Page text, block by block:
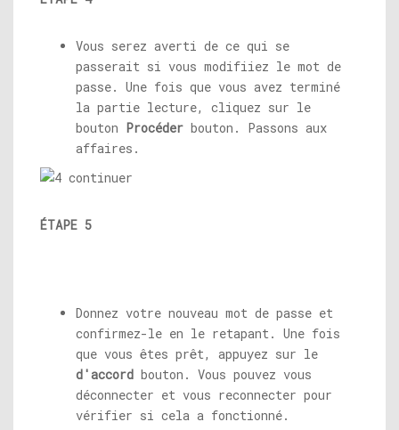
Vous serez averti de ce qui se
passerait si vous modifiiez le mot de
passe. Une fois que vous avez terminé
la partie lecture, cliquez sur le
bouton Procéder bouton. Passons aux
affaires.
ÉTAPE 5
Donnez votre nouveau mot de passe et
confirmez-le en le retapant. Une fois
que vous êtes prêt, appuyez sur le
d'accord bouton. Vous pouvez vous
déconnecter et vous reconnecter pour
vérifier si cela a fonctionné.